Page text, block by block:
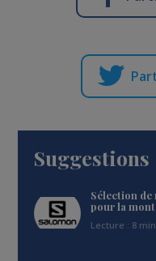
Suggestions
Sélection de
pour la
Lecture : 8 min